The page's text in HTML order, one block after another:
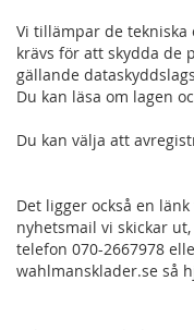
Vi tillämpar de tekniska
krävs för att skydda de
gällande
Du kan läsa om lagen
Du kan välja att
Det ligger också en
nyhetsmail vi skickar
telefon 070-2667978
wahlmansklader.se så